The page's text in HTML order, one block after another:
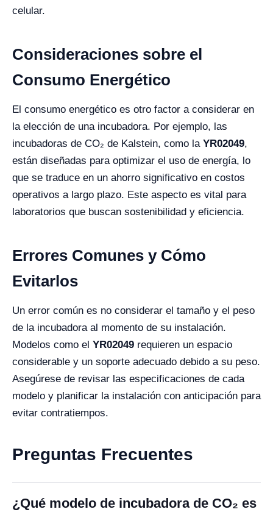
celular.
Consideraciones sobre el
Consumo Energético
El consumo energético es otro factor a considerar en
la elección de una incubadora. Por ejemplo, las
incubadoras de CO₂ de Kalstein, como la YR02049,
están diseñadas para optimizar el uso de energía, lo
que se traduce en un ahorro significativo en costos
operativos a largo plazo. Este aspecto es vital para
laboratorios que buscan sostenibilidad y eficiencia.
Errores Comunes y Cómo
Evitarlos
Un error común es no considerar el tamaño y el peso
de la incubadora al momento de su instalación.
Modelos como el YR02049 requieren un espacio
considerable y un soporte adecuado debido a su peso.
Asegúrese de revisar las especificaciones de cada
modelo y planificar la instalación con anticipación para
evitar contratiempos.
Preguntas Frecuentes
¿Qué modelo de incubadora de CO₂ es